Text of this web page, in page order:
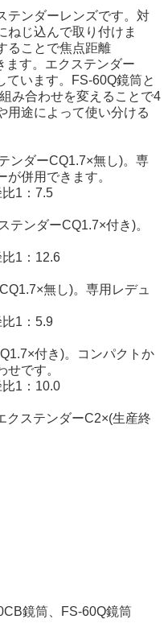
テンダーレンズです。対
ねじ込んで取り付けま
ることで焦点距離
ます。エクステンダー
ています。FS-60Q鏡筒と
み合わせを変えることで4
用途によって使い分ける
ンダーCQ1.7×無し)。専
併用できます。
1：7.5
テンダーCQ1.7×付き)。
1：12.6
無し)。専用レデュ
1：5.9
付き)。コンパクトか
です。
1：10.0
クステンダーC2×(生産終
鏡筒、FS-60Q鏡筒